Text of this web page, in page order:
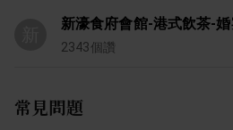
新濠食府會館-港式飲茶-
2343個讚
常見問題